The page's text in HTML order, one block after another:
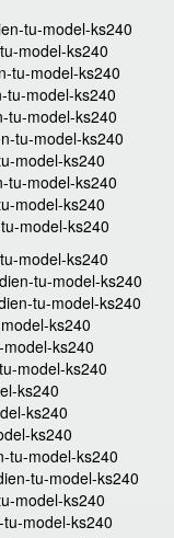
tu-model-ks240
model-ks240
tu-model-ks240
tu-model-ks240
tu-model-ks240
tu-model-ks240
model-ks240
tu-model-ks240
model-ks240
model-ks240
model-ks240
tu-model-ks240
tu-model-ks240
ks240
ks240
model-ks240
ks240
ks240
ks240
tu-model-ks240
tu-model-ks240
model-ks240
model-ks240